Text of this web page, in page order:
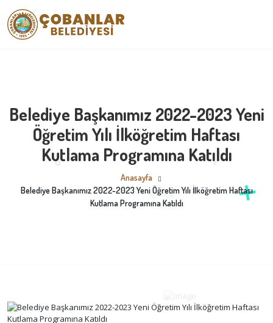
Belediye Başkanımız 2022-2023 Yeni
Öğretim Yılı İlköğretim Haftası
Kutlama Programına Katıldı
Anasayfa
Belediye Başkanımız 2022-2023 Yeni Öğretim Yılı İlköğretim Haftası
Kutlama Programına Katıldı